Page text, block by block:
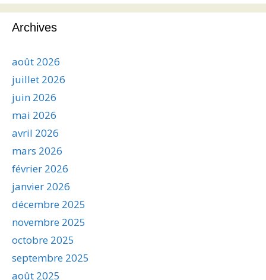
Archives
août 2026
juillet 2026
juin 2026
mai 2026
avril 2026
mars 2026
février 2026
janvier 2026
décembre 2025
novembre 2025
octobre 2025
septembre 2025
août 2025